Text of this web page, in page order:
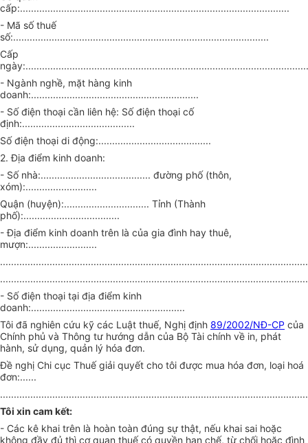
cấp:..................................................................................................
- Mã số thuế
số:.............................................................................................
Cấp
ngày:.......................................................................................................
- Ngành nghề, mặt hàng kinh
doanh:.............................................................
- Số điện thoại cần liên hệ: Số điện thoại cố
định:.........................................
Số điện thoại di động:.........................................
2. Địa điểm kinh doanh:
- Số nhà:........................................ đường phố (thôn,
xóm):..........................
Quận (huyện):............................... Tỉnh (Thành
phố):...................................
- Địa điểm kinh doanh trên là của gia đình hay thuê,
mượn:.........................
- Số điện thoại tại địa điểm kinh
doanh:........................................................
Tôi đã nghiên cứu kỹ các Luật thuế, Nghị định 89/2002/NĐ-CP của
Chính phủ và Thông tư hướng dẫn của Bộ Tài chính về in, phát
hành, sử dụng, quản lý hóa đơn.
Đề nghị Chi cục Thuế giải quyết cho tôi được mua hóa đơn, loại hoá
đơn:......
Tôi xin cam kết:
- Các kê khai trên là hoàn toàn đúng sự thật, nếu khai sai hoặc
không đầy đủ thì cơ quan thuế có quyền hạn chế, từ chối hoặc đình